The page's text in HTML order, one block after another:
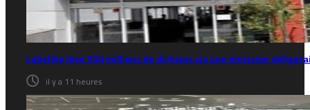
LabelVie lève 500 millions de dirhams via une émission
il y a 11 heures